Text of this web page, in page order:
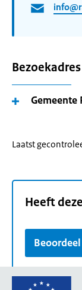
Bezoekadres
Gemeente
Laatst
Heeft